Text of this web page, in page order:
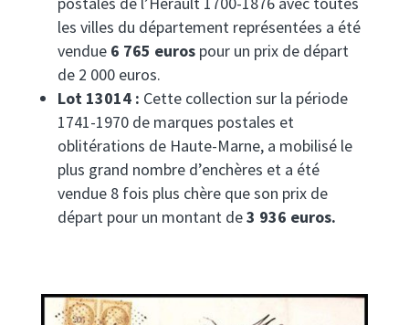
les villes du département représentées a été
vendue 6 765 eurospour un prix de départ
de 2 000 euros.
Lot 13014 : Cette collection sur la période
1741-1970 de marques postales et
oblitérations de Haute-Marne, a mobilisé le
plus grand nombre d’enchères et a été
vendue 8 fois plus chère que son prix de
départ pour un montant de3 936 euros.